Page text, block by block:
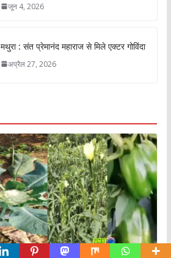
जून 4, 2026
मथुरा : संत प्रेमानंद महाराज से मिले एक्टर गोविंदा
अप्रैल 27, 2026